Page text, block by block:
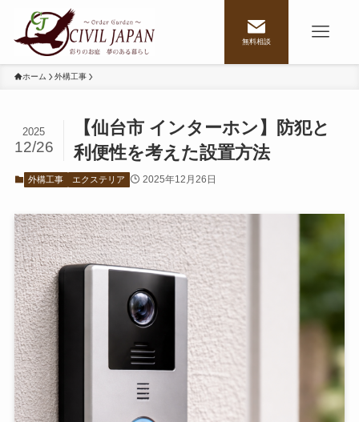
無料相談
ホーム 外構工事
【仙台市 インターホン】防犯と
利便性を考えた設置方法
2025
12/26
外構工事 エクステリア 2025年12月26日